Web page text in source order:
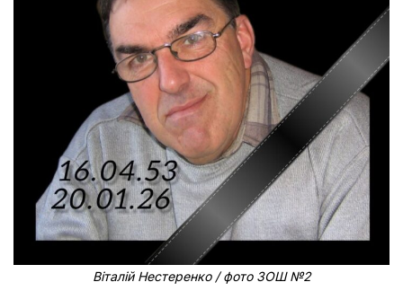
Віталій Нестеренко / фото ЗОШ №2